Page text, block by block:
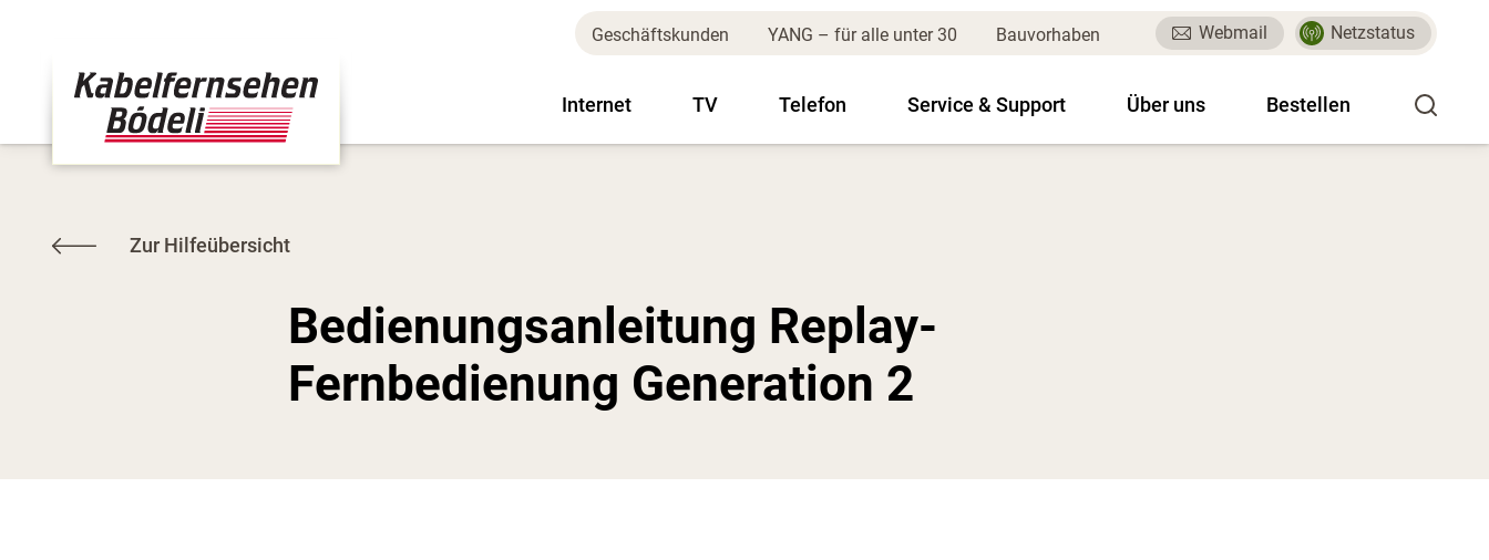
Geschäftskunden YANG – für alle unter 30 Bauvorhaben Webmail Netzstatus
Internet TV Telefon Service & Support Über uns Bestellen
Zur Hilfeübersicht
Bedienungsanleitung Replay-
Fernbedienung Generation 2